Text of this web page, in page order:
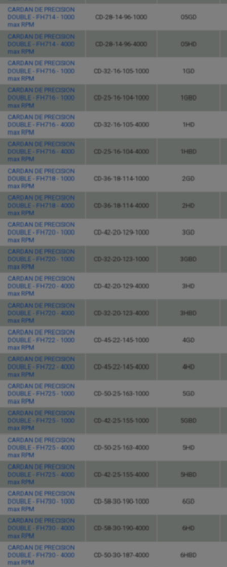
CARDAN DE PRECISION
DOUBLE - FH714 - 1000
max RPM
CD-28-14-96-1000 05GD
CARDAN DE PRECISION
DOUBLE - FH714 - 4000
max RPM
CD-28-14-96-4000 05HD
CARDAN DE PRECISION
DOUBLE - FH716 - 1000
max RPM
CD-32-16-105-1000 1GD
CARDAN DE PRECISION
DOUBLE - FH716 - 1000
max RPM
CD-25-16-104-1000 1GBD
CARDAN DE PRECISION
DOUBLE - FH716 - 4000
max RPM
CD-32-16-105-4000 1HD
CARDAN DE PRECISION
DOUBLE - FH716 - 4000
max RPM
CD-25-16-104-4000 1HBD
CARDAN DE PRECISION
DOUBLE - FH718 - 1000
max RPM
CD-36-18-114-1000 2GD
CARDAN DE PRECISION
DOUBLE - FH718 - 4000
max RPM
CD-36-18-114-4000 2HD
CARDAN DE PRECISION
DOUBLE - FH720 - 1000
max RPM
CD-42-20-129-1000 3GD
CARDAN DE PRECISION
DOUBLE - FH720 - 1000
max RPM
CD-32-20-123-1000 3GBD
CARDAN DE PRECISION
DOUBLE - FH720 - 4000
max RPM
CD-42-20-129-4000 3HD
CARDAN DE PRECISION
DOUBLE - FH720 - 4000
max RPM
CD-32-20-123-4000 3HBD
CARDAN DE PRECISION
DOUBLE - FH722 - 1000
max RPM
CD-45-22-145-1000 4GD
CARDAN DE PRECISION
DOUBLE - FH722 - 4000
max RPM
CD-45-22-145-4000 4HD
CARDAN DE PRECISION
DOUBLE - FH725 - 1000
max RPM
CD-50-25-163-1000 5GD
CARDAN DE PRECISION
DOUBLE - FH725 - 1000
max RPM
CD-42-25-155-1000 5GBD
CARDAN DE PRECISION
DOUBLE - FH725 - 4000
max RPM
CD-50-25-163-4000 5HD
CARDAN DE PRECISION
DOUBLE - FH725 - 4000
max RPM
CD-42-25-155-4000 5HBD
CARDAN DE PRECISION
DOUBLE - FH730 - 1000
max RPM
CD-58-30-190-1000 6GD
CARDAN DE PRECISION
DOUBLE - FH730 - 4000
max RPM
CD-58-30-190-4000 6HD
CARDAN DE PRECISION
DOUBLE - FH730 - 4000
max RPM
CD-50-30-187-4000 6HBD